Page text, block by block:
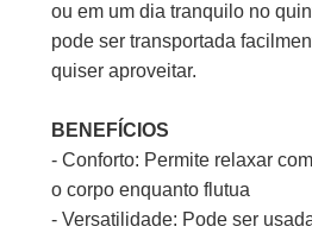
ou em um dia tranquilo no
pode ser transportada
quiser aproveitar.
BENEFÍCIOS
- Conforto: Permite relaxar
o corpo enquanto flutua
- Versatilidade: Pode ser